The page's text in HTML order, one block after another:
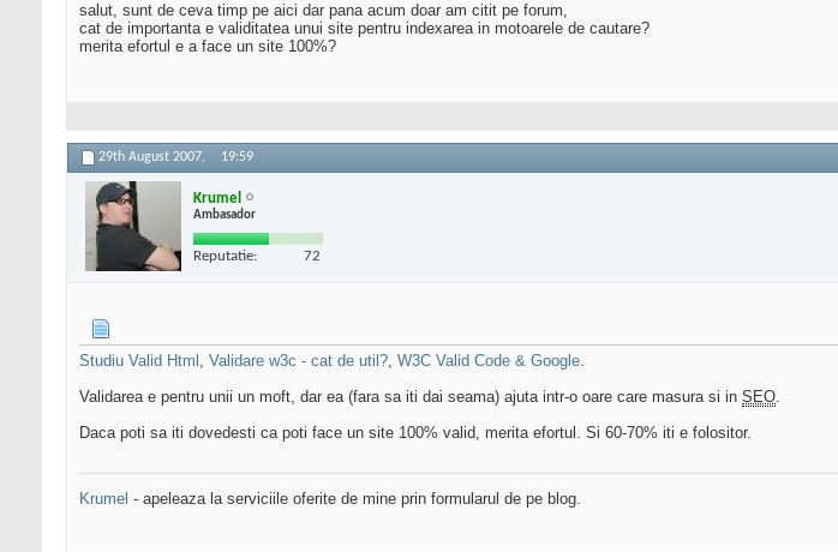
salut, sunt de ceva timp pe aici dar pana acum doar am citit pe forum,
cat de importanta e validitatea unui site pentru indexarea in motoarele de cautare?
merita efortul e a face un site 100%?
29th August 2007, 19:59
Krumel
Ambasador
Reputatie: 72
Studiu Valid Html , Validare w3c - cat de util?, W3C Valid Code & Google.
Validarea e pentru unii un moft, dar ea (fara sa iti dai seama) ajuta intr-o oare care masura si in SEO.
Daca poti sa iti dovedesti ca poti face un site 100% valid, merita efortul. Si 60-70% iti e folositor.
Krumel - apeleaza la serviciile oferite de mine prin formularul de pe blog.